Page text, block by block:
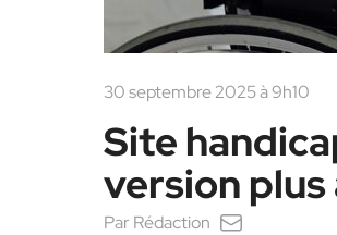
30 septembre 2025 à 9h10
Site
version plus
Par Rédaction